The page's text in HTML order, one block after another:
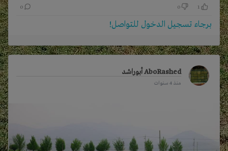
1
0
0
برجاء تسجيل الدخول للتواصل!
AboRashed أبوراشد
منذ 4 سنوات